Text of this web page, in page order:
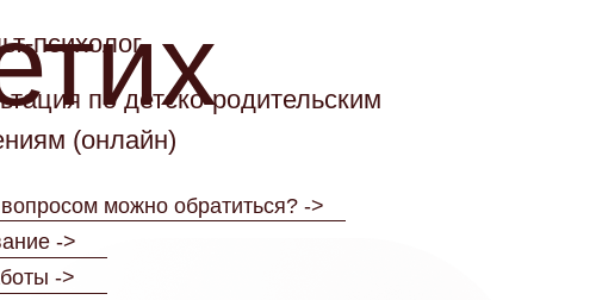
психолог
по детско-родительским
(онлайн)
можно обратиться? ->
->
->